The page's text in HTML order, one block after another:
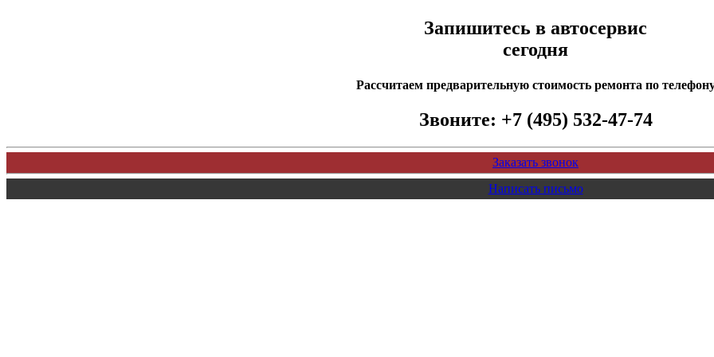
Запишитесь в автосервис
сегодня
Рассчитаем предварительную стоимость ремонта по
Звоните: +7 (495) 532-47-74
Заказать звонок
Написать письмо